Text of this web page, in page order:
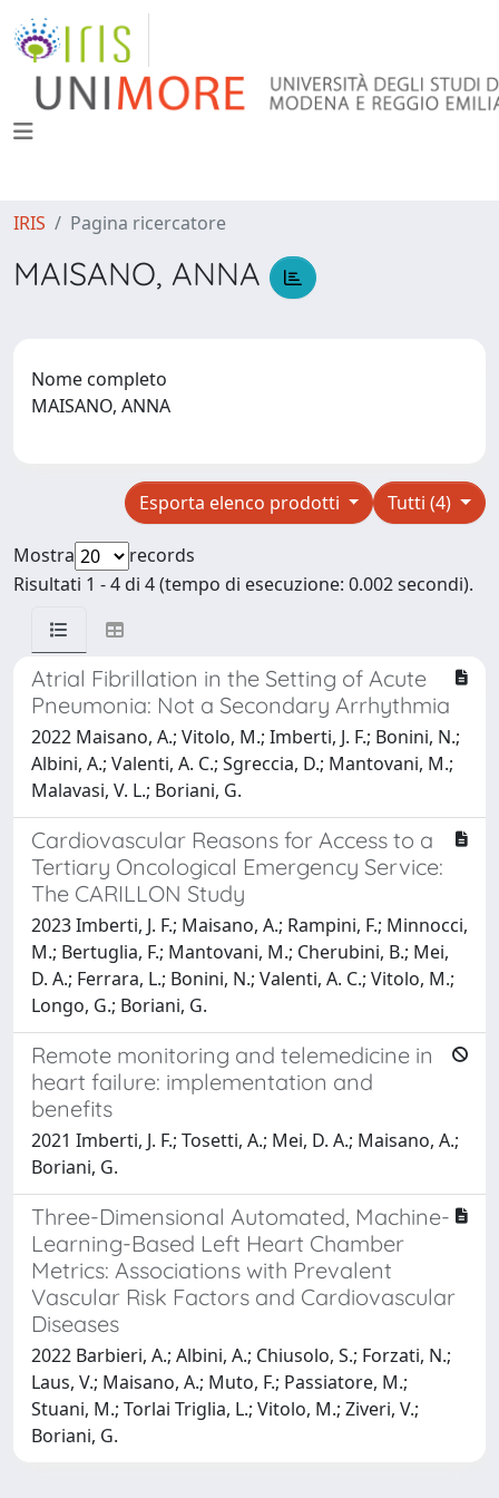
IRIS Pagina ricercatore
MAISANO, ANNA
Nome completo
MAISANO, ANNA
Tutti (4)
Esporta elenco prodotti
Mostra
records
Risultati 1 - 4 di 4 (tempo di esecuzione: 0.002 secondi).
Atrial Fibrillation in the Setting of Acute
Pneumonia: Not a Secondary Arrhythmia
2022 Maisano, A.; Vitolo, M.; Imberti, J. F.; Bonini, N.;
Albini, A.; Valenti, A. C.; Sgreccia, D.; Mantovani, M.;
Malavasi, V. L.; Boriani, G.
Cardiovascular Reasons for Access to a
Tertiary Oncological Emergency Service:
The CARILLON Study
2023 Imberti, J. F.; Maisano, A.; Rampini, F.; Minnocci,
M.; Bertuglia, F.; Mantovani, M.; Cherubini, B.; Mei,
D. A.; Ferrara, L.; Bonini, N.; Valenti, A. C.; Vitolo, M.;
Longo, G.; Boriani, G.
Remote monitoring and telemedicine in
heart failure: implementation and
benefits
2021 Imberti, J. F.; Tosetti, A.; Mei, D. A.; Maisano, A.;
Boriani, G.
Three-Dimensional Automated, Machine-
Learning-Based Left Heart Chamber
Metrics: Associations with Prevalent
Vascular Risk Factors and Cardiovascular
Diseases
2022 Barbieri, A.; Albini, A.; Chiusolo, S.; Forzati, N.;
Laus, V.; Maisano, A.; Muto, F.; Passiatore, M.;
Stuani, M.; Torlai Triglia, L.; Vitolo, M.; Ziveri, V.;
Boriani, G.